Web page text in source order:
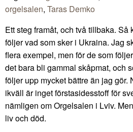
orgelsalen, Taras Demko
Ett steg framåt, och två tillbaka.
följer vad som sker i Ukraina. Jag
flera exempel, men för de som
det bara bli gammal skåpmat, och
följer upp mycket bättre än jag gör.
ikväll är inget förstasidesstoff för
nämligen om Orgelsalen i Lviv.
liv och död.